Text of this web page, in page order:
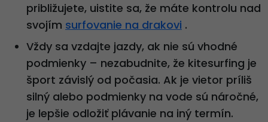
približujete, uistite sa, že máte kontrolu nad
svojím surfovanie na drakovi .
Vždy sa vzdajte jazdy, ak nie sú vhodné
podmienky – nezabudnite, že kitesurfing je
šport závislý od počasia. Ak je vietor príliš
silný alebo podmienky na vode sú náročné,
je lepšie odložiť plávanie na iný termín.